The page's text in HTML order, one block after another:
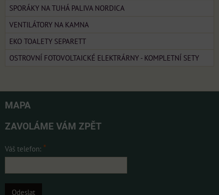
SPORÁKY NA TUHÁ PALIVA NORDICA
VENTILÁTORY NA KAMNA
EKO TOALETY SEPARETT
OSTROVNÍ FOTOVOLTAICKÉ ELEKTRÁRNY - KOMPLETNÍ SETY
MAPA
ZAVOLÁME VÁM ZPĚT
Váš telefon: *
Odeslat